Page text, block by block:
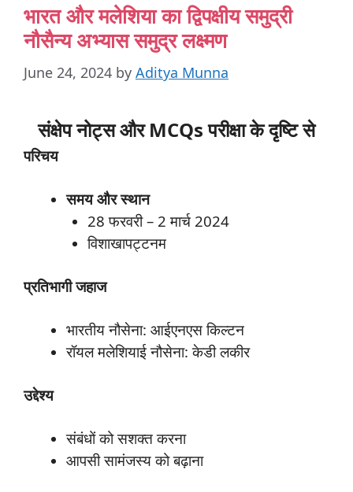
भारत और मलेशिया का द्विपक्षीय समुद्री
नौसैन्य अभ्यास समुद्र लक्ष्मण
June 24, 2024 by Aditya Munna
संक्षेप नोट्स और MCQs परीक्षा के दृष्टि से
परिचय
समयऔरस्थान
28 फरवरी – 2 मार्च 2024
विशाखापट्टनम
प्रतिभागीजहाज
भारतीय नौसेना: आईएनएस किल्टन
रॉयल मलेशियाई नौसेना: केडी लकीर
उद्देश्य
संबंधों को सशक्त करना
आपसी सामंजस्य को बढ़ाना